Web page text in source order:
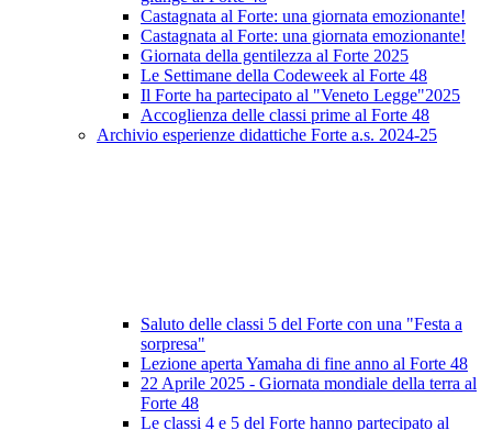
Castagnata al Forte: una giornata emozionante!
Castagnata al Forte: una giornata emozionante!
Giornata della gentilezza al Forte 2025
Le Settimane della Codeweek al Forte 48
Il Forte ha partecipato al "Veneto Legge"2025
Accoglienza delle classi prime al Forte 48
Archivio esperienze didattiche Forte a.s. 2024-25
Saluto delle classi 5 del Forte con una "Festa a
sorpresa"
Lezione aperta Yamaha di fine anno al Forte 48
22 Aprile 2025 - Giornata mondiale della terra al
Forte 48
Le classi 4 e 5 del Forte hanno partecipato al